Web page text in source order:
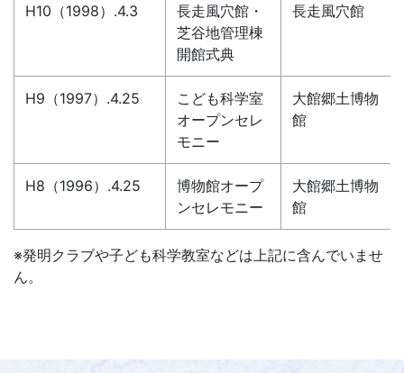
H10（1998）.4.3
長走風穴館・
芝谷地管理棟
開館式典
長走風穴館
H9（1997）.4.25
こども科学室
オープンセレ
モニー
大館郷土博物
館
H8（1996）.4.25
博物館オープ
ンセレモニー
大館郷土博物
館
※発明クラブや子ども科学教室などは上記に含んでいませ
ん。